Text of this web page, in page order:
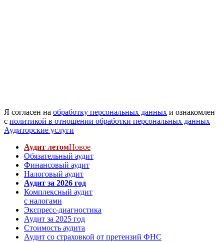
Я согласен на обработку персональных данных и ознакомлен
с политикой в отношении обработки персональных данных
Аудиторские услуги
Аудит летомНовое
Обязательный аудит
Финансовый аудит
Налоговый аудит
Аудит за 2026 год
Комплексный аудит
с налогами
Экспресс-диагностика
Аудит за 2025 год
Стоимость аудита
Аудит со страховкой от претензий ФНС